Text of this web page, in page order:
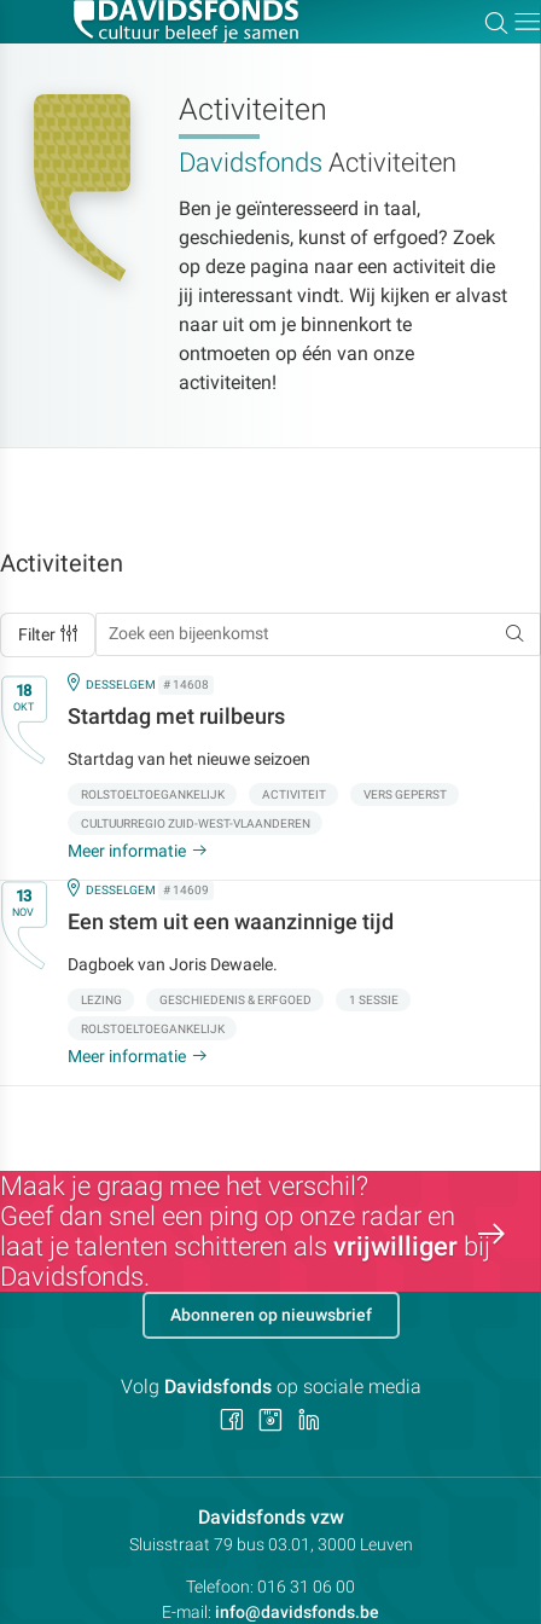
Activiteiten
Davidsfonds Activiteiten
Ben je geïnteresseerd in taal,
geschiedenis, kunst of erfgoed? Zoek
op deze pagina naar een activiteit die
jij interessant vindt. Wij kijken er alvast
naar uit om je binnenkort te
ontmoeten op één van onze
activiteiten!
Activiteiten
Filter
Op18
OKT
IN
DESSELGEM # 14608
Startdag met ruilbeurs
Startdag van het nieuwe seizoen
ROLSTOELTOEGANKELIJK ACTIVITEIT VERS GEPERST
CULTUURREGIO ZUID-WEST-VLAANDEREN
Meer informatie
Op13
NOV
IN
DESSELGEM # 14609
Een stem uit een waanzinnige tijd
Dagboek van Joris Dewaele.
LEZING GESCHIEDENIS & ERFGOED 1 SESSIE
ROLSTOELTOEGANKELIJK
Meer informatie
Maak je graag mee het verschil?
Geef dan snel een ping op onze radar en
laat je talenten schitteren als vrijwilliger bij
Davidsfonds.
Davidsfonds vzwContactpersoon:
Adres:
Sluisstraat 79 bus 03.01, 3000 Leuven
Telefoon: 016 31 06 00
E-mail: info@davidsfonds.be
Abonneren op nieuwsbrief
Volg Davidsfondsop sociale media
Volg Volg
Zoek:
Zoeken